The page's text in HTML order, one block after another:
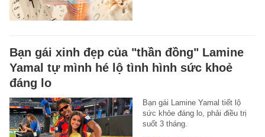
Bạn gái xinh đẹp của "thần đồng" Lamine
Yamal tự mình hé lộ tình hình sức khoẻ
đáng lo
Bạn gái Lamine Yamal tiết lộ
sức khỏe đáng lo, phải điều trị
suốt 3 tháng.